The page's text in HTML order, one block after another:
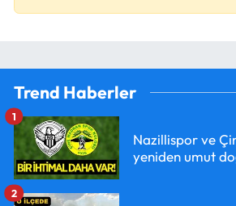
Trend Haberler
Nazillispor ve
yeniden umut
1
2